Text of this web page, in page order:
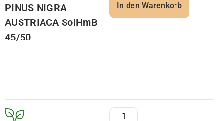
PINUS NIGRA
AUSTRIACA SolHmB
45/50
In den Warenkorb